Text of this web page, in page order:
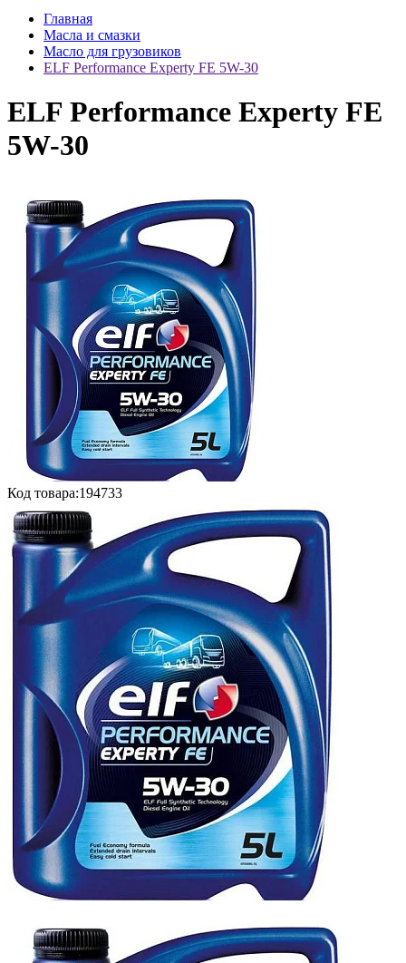
Главная
Масла и смазки
Масло для грузовиков
ELF Performance Experty FE 5W-30
ELF Performance Experty FE
5W-30
Код товара:194733